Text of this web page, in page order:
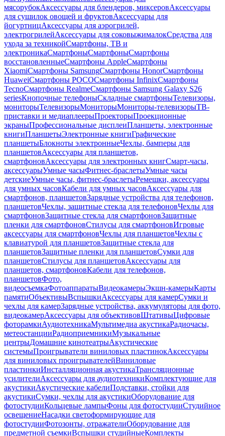
мясорубокАксессуары для блендеров, миксеровАксессуары
для сушилок овощей и фруктовАксессуары для
йогуртницАксессуары для аэрогрилей,
электрогрилейАксессуары для соковыжималокСредства для
ухода за техникойСмартфоны, ТВ и
электроникаСмартфоныСмартфоныСмартфоны
восстановленныеСмартфоны AppleСмартфоны
XiaomiСмартфоны SamsungСмартфоны HonorСмартфоны
HuaweiСмартфоны POCOСмартфоны InfinixСмартфоны
TecnoСмартфоны RealmeСмартфоны Samsung Galaxy S26
seriesКнопочные телефоныСкладные смартфоныТелевизоры,
мониторыТелевизорыМониторыМониторы-телевизорыТВ-
приставки и медиаплеерыПроекторыПроекционные
экраныПрофессиональные дисплеиПланшеты, электронные
книгиПланшетыЭлектронные книгиГрафические
планшетыБлокноты электронныеЧехлы, бамперы для
планшетовАксессуары для планшетов,
смартфоновАксессуары для электронных книгСмарт-часы,
аксессуарыУмные часыФитнес-браслетыУмные часы
детскиеУмные часы, фитнес-браслетыРемешки, аксессуары
для умных часовКабели для умных часовАксессуары для
смартфонов, планшетовЗарядные устройства для телефонов,
планшетовЧехлы, защитные стекла для телефоновЧехлы для
смартфоновЗащитные стекла для смартфоновЗащитные
пленки для смартфоновСтилусы для смартфоновИгровые
аксессуары для смартфоновЧехлы для планшетовЧехлы с
клавиатурой для планшетовЗащитные стекла для
планшетовЗащитные пленки для планшетовСумки для
планшетовСтилусы для планшетовАксессуары для
планшетов, смартфоновКабели для телефонов,
планшетовФото,
видеосъемкаФотоаппаратыВидеокамерыЭкшн-камерыКарты
памятиОбъективыВспышкиАксессуары для камерСумки и
чехлы для камерЗарядные устройства, аккумуляторы для фото,
видеокамерАксессуары для объективовШтативыЦифровые
фоторамкиАудиотехникаМультимедиа акустикаРадиочасы,
метеостанцииРадиоприемникиМузыкальные
центрыДомашние кинотеатрыАкустические
системыПроигрыватели виниловых пластинокАксессуары
для виниловых проигрывателейВиниловые
пластинкиИнсталляционная акустикаТрансляционные
усилителиАксессуары для аудиотехникиКомплектующие для
акустикиАкустические кабелиПодставки, стойки для
акустикиСумки, чехлы для акустикиОборудование для
фотостудииКольцевые лампыФоны для фотостудииСтудийное
освещениеНасадки светоформирующие для
фотостудииФотозонты, отражателиОборудование для
предметной съемкиВспышки студийныеКомплекты